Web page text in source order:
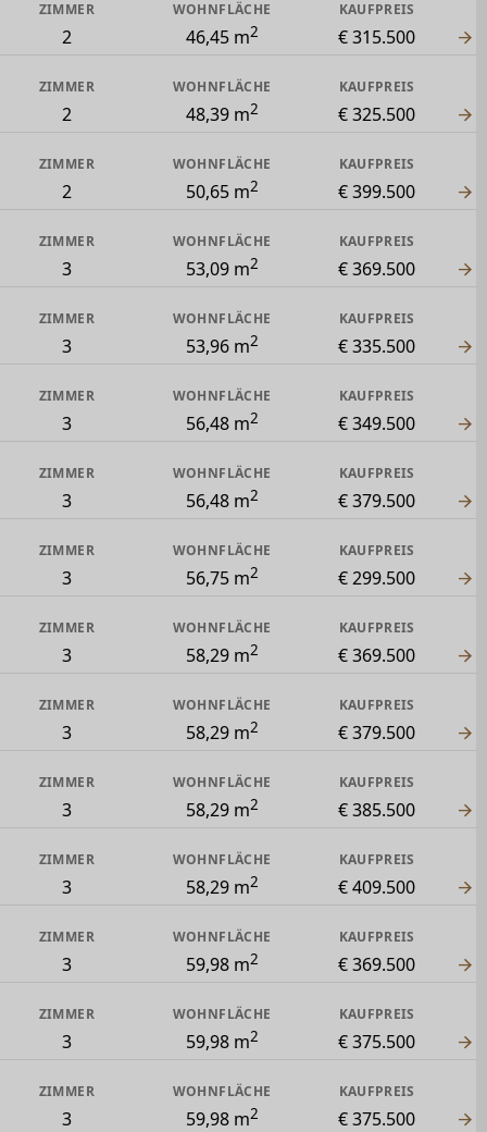
ZIMMER
2
WOHNFLÄCHE
46,45 m2
KAUFPREIS
€ 315.500
ZIMMER
2
WOHNFLÄCHE
48,39 m2
KAUFPREIS
€ 325.500
ZIMMER
2
WOHNFLÄCHE
50,65 m2
KAUFPREIS
€ 399.500
ZIMMER
3
WOHNFLÄCHE
53,09 m2
KAUFPREIS
€ 369.500
ZIMMER
3
WOHNFLÄCHE
53,96 m2
KAUFPREIS
€ 335.500
ZIMMER
3
WOHNFLÄCHE
56,48 m2
KAUFPREIS
€ 349.500
ZIMMER
3
WOHNFLÄCHE
56,48 m2
KAUFPREIS
€ 379.500
ZIMMER
3
WOHNFLÄCHE
56,75 m2
KAUFPREIS
€ 299.500
ZIMMER
3
WOHNFLÄCHE
58,29 m2
KAUFPREIS
€ 369.500
ZIMMER
3
WOHNFLÄCHE
58,29 m2
KAUFPREIS
€ 379.500
ZIMMER
3
WOHNFLÄCHE
58,29 m2
KAUFPREIS
€ 385.500
ZIMMER
3
WOHNFLÄCHE
58,29 m2
KAUFPREIS
€ 409.500
ZIMMER
3
WOHNFLÄCHE
59,98 m2
KAUFPREIS
€ 369.500
ZIMMER
3
WOHNFLÄCHE
59,98 m2
KAUFPREIS
€ 375.500
ZIMMER
3
WOHNFLÄCHE
59,98 m2
KAUFPREIS
€ 375.500